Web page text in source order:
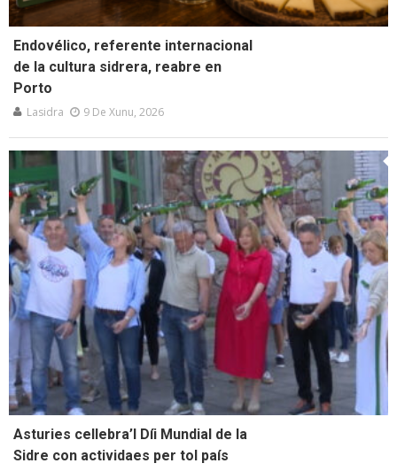
Endovélico, referente internacional
de la cultura sidrera, reabre en
Porto
Lasidra 9 De Xunu, 2026
Asturies cellebra’l Díi Mundial de la
Sidre con actividaes per tol país